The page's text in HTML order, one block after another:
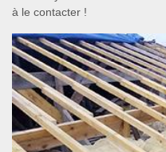
à le contacter !